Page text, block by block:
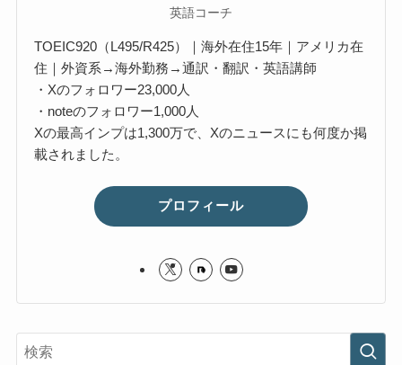
英語コーチ
TOEIC920（L495/R425）｜海外在住15年｜アメリカ在
住｜外資系→海外勤務→通訳・翻訳・英語講師
・Xのフォロワー23,000人
・noteのフォロワー1,000人
Xの最高インプは1,300万で、Xのニュースにも何度か掲
載されました。
プロフィール